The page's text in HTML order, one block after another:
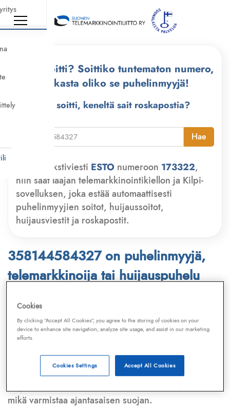
Kuka soitti? Soittiko tuntematon numero,
tarkasta oliko se puhelinmyyjä!
Kuka soitti, keneltä sait roskapostia?
Hae
Lähetä tekstiviesti ESTO numeroon 173322,
niin saat laajan telemarkkinointikiellon ja Kilpi-
sovelluksen, joka estää automaattisesti
puhelinmyyjien soitot, huijaussoitot,
huijausviestit ja roskapostit.
358144584327 on puhelinmyyjä,
telemarkkinoija tai huijauspuhelu
Puhelinnumero
Telemarkkinointiliiton jaKilpi-sovelluksen
tietokannasta, joka kattaa satoja tuhansia
Lisäksi tunnistamme automaattisesti, jos kyseessä on
puhelinhuijarin numero, sähköpostiosoitetai
huijausviesti. Tietokantaamme päivitetään jatkuvasti,
mikä varmistaa ajantasaisen suojan.
Cookies
By clicking “Accept All Cookies”, you agree to the storing of cookies on your
device to enhance site navigation, analyze site usage, and assist in our marketing
efforts.
Accept All Cookies
Cookies Settings